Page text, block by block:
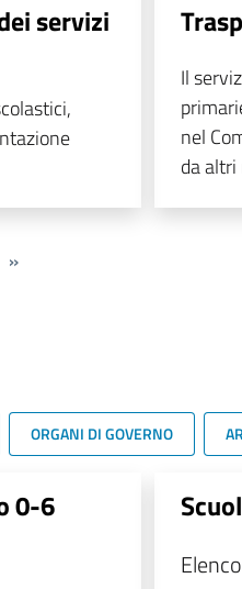
servizi
Il
nel
da altri
»
ORGANI DI GOVERNO
0-6